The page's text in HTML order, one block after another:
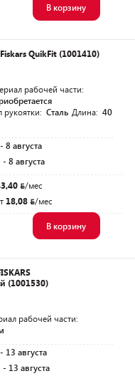
В корзину
QuikFit (1001410)
рабочей части:
рукоятки: Сталь Длина: 40
- 8 августа
- 8 августа
/мес
18,08 /мес
В корзину
(1001530)
рабочей части:
- 13 августа
- 13 августа